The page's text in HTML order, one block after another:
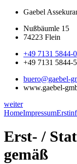
Gaebel
Nußbäumle 15
74223 Flein
+49 7131 5844-0
+49 7131 5844-
buero@gaebel-
www.gaebel-
weiter
HomeImpressum
Erst- /
gemäß